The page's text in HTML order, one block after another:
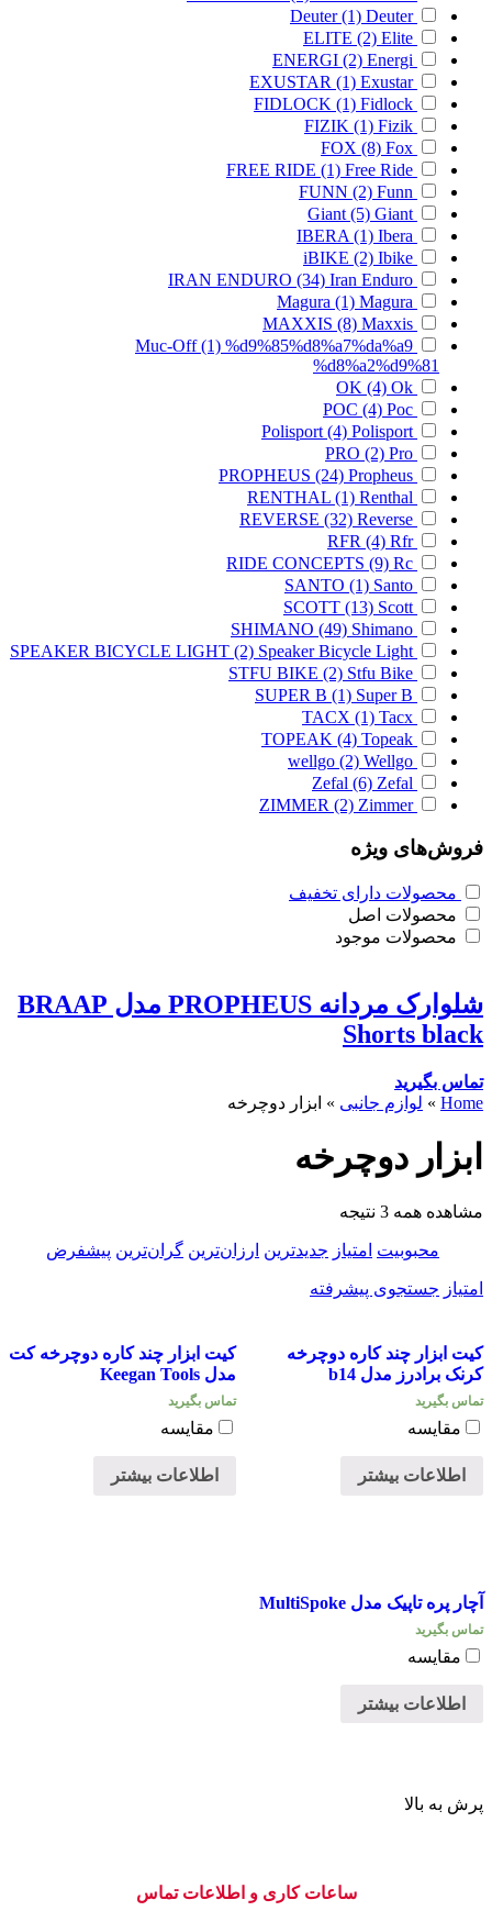
Deuter (1) Deuter
ELITE (2) Elite
ENERGI (2) Energi
EXUSTAR (1) Exustar
FIDLOCK (1) Fidlock
FIZIK (1) Fizik
FOX (8) Fox
FREE RIDE (1) Free Ride
FUNN (2) Funn
Giant (5) Giant
IBERA (1) Ibera
iBIKE (2) Ibike
IRAN ENDURO (34) Iran Enduro
Magura (1) Magura
MAXXIS (8) Maxxis
Muc-Off (1) %d9%85%d8%a7%da%a9
%d8%a2%d9%81
OK (4) Ok
POC (4) Poc
Polisport (4) Polisport
PRO (2) Pro
PROPHEUS (24) Propheus
RENTHAL (1) Renthal
REVERSE (32) Reverse
RFR (4) Rfr
RIDE CONCEPTS (9) Rc
SANTO (1) Santo
SCOTT (13) Scott
SHIMANO (49) Shimano
SPEAKER BICYCLE LIGHT (2) Speaker Bicycle Light
STFU BIKE (2) Stfu Bike
SUPER B (1) Super B
TACX (1) Tacx
TOPEAK (4) Topeak
wellgo (2) Wellgo
Zefal (6) Zefal
ZIMMER (2) Zimmer
فروش‌های ویژه
محصولات دارای تخفیف
محصولات اصل
محصولات موجود
شلوارک مردانه PROPHEUS مدل BRAAP
Shorts black
تماس بگیرید
Home
» لوازم جانبی » ابزار دوچرخه
ابزار دوچرخه
مشاهده همه 3 نتیجه
محبوبیت امتیاز جدیدترین ارزان‌ترین گران‌ترین پیشفرض
امتیاز جستجوی پیشرفته
کیت ابزار چند کاره دوچرخه
کرنک برادرز مدل b14
تماس بگیرید
مقایسه
اطلاعات بیشتر
کیت ابزار چند کاره دوچرخه کت
مدل Keegan Tools
تماس بگیرید
مقایسه
اطلاعات بیشتر
آچار پره تاپیک مدل MultiSpoke
تماس بگیرید
مقایسه
اطلاعات بیشتر
پرش به بالا
ساعات کاری و اطلاعات تماس